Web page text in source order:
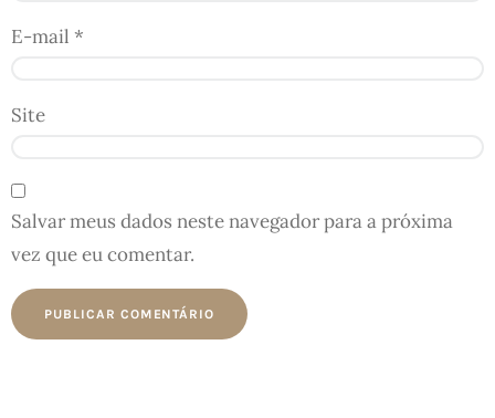
E-mail *
Site
Salvar meus dados neste navegador para a próxima
vez que eu comentar.